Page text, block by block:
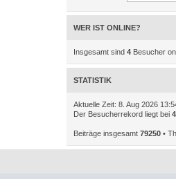
WER IST ONLINE?
Insgesamt sind 4 Besucher
STATISTIK
Aktuelle Zeit: 8. Aug 2026
Der Besucherrekord liegt bei
Beiträge insgesamt 79250 •